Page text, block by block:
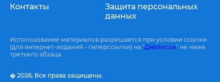
Контакты
Защита персональных
данных
Использование материалов разрешается при условии ссылки
(для интернет-изданий - гиперссылки) на "Диалог.ua" не ниже
третьего абзаца.
� 2026, Все права защищены.